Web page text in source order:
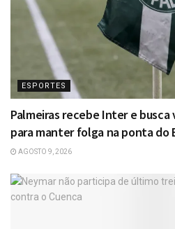
ESPORTES
Palmeiras recebe Inter e
para manter folga na ponta do
AGOSTO 9, 2026